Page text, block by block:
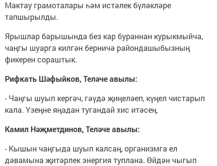
Мактау грамоталары һәм истәлек бүләкләре
тапшырылды.
Ярышлар барышында без кар бураннан курыкмыйча,
чаңгы шуарга килгән берничә райондашыбызның
фикерен сораштык.
Рифкать Шәфыйков, Теләче авылы:
- Чаңгы шуып кергәч, гәүдә җиңеләеп, күңел чистарып
кала. Үзеңне яңадан тугандай хис итәсең.
Камил Нәҗметдинов, Теләче авылы:
- Кышын чаңгыда шуып калсаң, организмга ел
дәвамына җитәрлек энергия туплана. Өйдән чыгып